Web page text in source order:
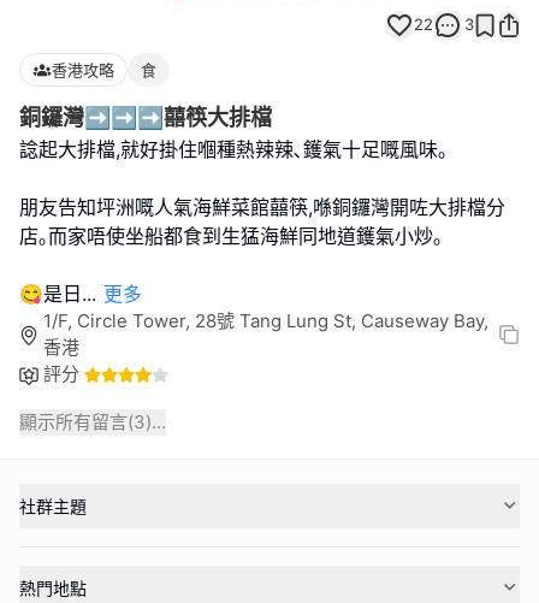
22 3
香港攻略 食
銅鑼灣➡️➡️➡️囍筷大排檔
諗起大排檔,就好掛住嗰種熱辣辣､鑊氣十足嘅風味｡
朋友告知坪洲嘅人氣海鮮菜館囍筷,喺銅鑼灣開咗大排檔分
店｡而家唔使坐船都食到生猛海鮮同地道鑊氣小炒｡
😋是日 ... 更多
1/F, Circle Tower, 28號 Tang Lung St, Causeway Bay,
香港
評分
顯示所有留言(3)...
社群主題
熱門地點